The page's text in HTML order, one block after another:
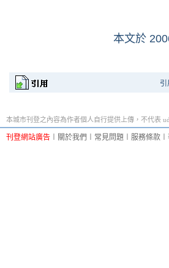
本文於
本城市刊登之內容為作者個人自行提供上傳，不代表
刊登網站廣告 關於我們 常見問題 服務條款